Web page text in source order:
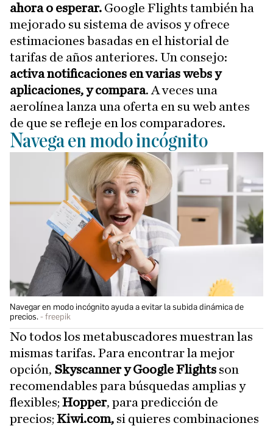
ahora o esperar. Google Flights también ha
mejorado su sistema de avisos y ofrece
estimaciones basadas en el historial de
tarifas de años anteriores. Un consejo:
activa notificaciones en varias webs y
aplicaciones, y compara. A veces una
aerolínea lanza una oferta en su web antes
de que se refleje en los comparadores.
Navega en modo incógnito
Navegar en modo incógnito ayuda a evitar la subida dinámica de
precios.
freepik
No todos los metabuscadores muestran las
mismas tarifas. Para encontrar la mejor
opción, Skyscanner y Google Flights son
recomendables para búsquedas amplias y
flexibles; Hopper, para predicción de
precios; Kiwi.com, si quieres combinaciones